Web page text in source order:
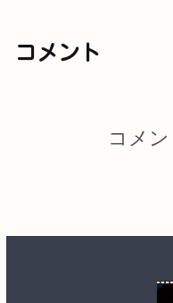
コメント
コメ